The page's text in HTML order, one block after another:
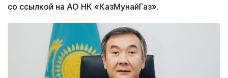
со ссылкой на АО НК «КазМунайГаз».